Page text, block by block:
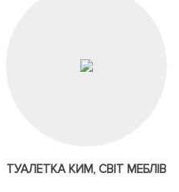
ТУАЛЕТКА КИМ, СВІТ МЕБЛІВ